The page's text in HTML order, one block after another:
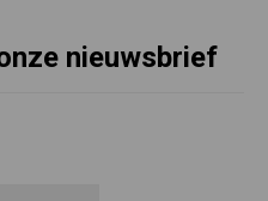
nieuwsbrief